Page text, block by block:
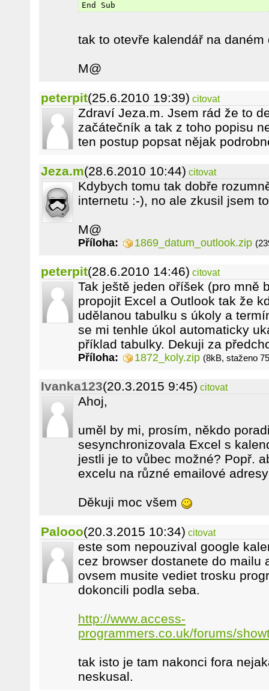
End Sub
tak to otevře kalendář na daném
M@
peterpit(25.6.2010 19:39) citovat
Zdraví Jeza.m. Jsem rád že to
začátečník a tak z toho popisu
ten postup popsat nějak
Jeza.m(28.6.2010 10:44) citovat
Kdybych tomu tak dobře
internetu :-), no ale zkusil jsem
M@
Příloha: 1869_datum_outlook.zip
peterpit(28.6.2010 14:46) citovat
Tak ještě jeden oříšek (pro mně
propojit Excel a Outlook tak že
udělanou tabulku s úkoly a
se mi tenhle úkol automaticky
příklad tabulky. Dekuji za
Příloha: 1872_koly.zip (8kB, staženo
Ivanka123(20.3.2015 9:45) citovat
Ahoj,
uměl by mi, prosím, někdo
sesynchronizovala Excel s
jestli je to vůbec možné? Popř.
excelu na různé emailové
Děkuji moc všem
Palooo(20.3.2015 10:34) citovat
este som nepouzival google
cez browser dostanete do mailu
ovsem musite vediet trosku
dokoncili podla seba.
http://www.access-
programmers.co.uk/forums/
tak isto je tam nakonci fora
neskusal.